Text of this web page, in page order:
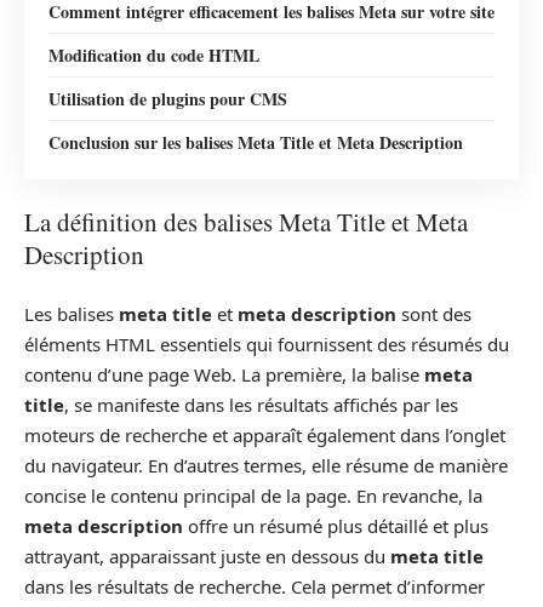
Comment intégrer efficacement les balises Meta sur votre site
Modification du code HTML
Utilisation de plugins pour CMS
Conclusion sur les balises Meta Title et Meta Description
La définition des balises Meta Title et Meta
Description
Les balises meta title et meta description sont des
éléments HTML essentiels qui fournissent des résumés du
contenu d’une page Web. La première, la balise meta
title, se manifeste dans les résultats affichés par les
moteurs de recherche et apparaît également dans l’onglet
du navigateur. En d’autres termes, elle résume de manière
concise le contenu principal de la page. En revanche, la
meta description offre un résumé plus détaillé et plus
attrayant, apparaissant juste en dessous du meta title
dans les résultats de recherche. Cela permet d’informer